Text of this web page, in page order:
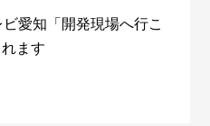
愛知「開発現場へ行こ
ます